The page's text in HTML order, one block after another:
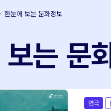
한눈에 보는 문화정보
는 문
연극